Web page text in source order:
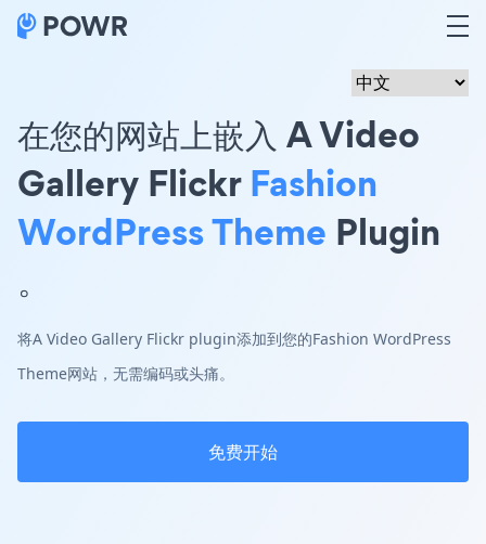
在您的网站上嵌入 A Video
Gallery FlickrFashion
WordPress Theme Plugin
。
将A Video Gallery Flickr plugin添加到您的Fashion WordPress
Theme网站，无需编码或头痛。
免费开始